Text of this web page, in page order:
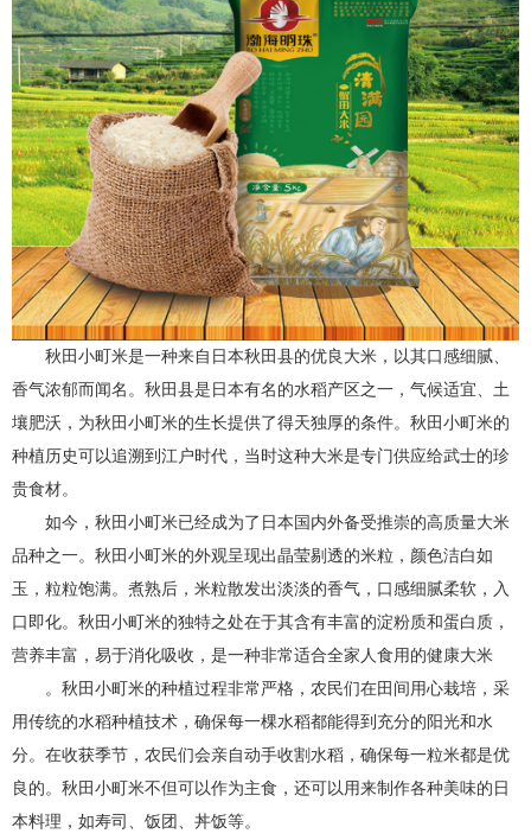
秋田小町米是一种来自日本秋田县的优良大米，以其口感细腻、
香气浓郁而闻名。秋田县是日本有名的水稻产区之一，气候适宜、土
壤肥沃，为秋田小町米的生长提供了得天独厚的条件。秋田小町米的
种植历史可以追溯到江户时代，当时这种大米是专门供应给武士的珍
贵食材。
如今，秋田小町米已经成为了日本国内外备受推崇的高质量大米
品种之一。秋田小町米的外观呈现出晶莹剔透的米粒，颜色洁白如
玉，粒粒饱满。煮熟后，米粒散发出淡淡的香气，口感细腻柔软，入
口即化。秋田小町米的独特之处在于其含有丰富的淀粉质和蛋白质，
营养丰富，易于消化吸收，是一种非常适合全家人食用的健康大米
。秋田小町米的种植过程非常严格，农民们在田间用心栽培，采
用传统的水稻种植技术，确保每一棵水稻都能得到充分的阳光和水
分。在收获季节，农民们会亲自动手收割水稻，确保每一粒米都是优
良的。秋田小町米不但可以作为主食，还可以用来制作各种美味的日
本料理，如寿司、饭团、丼饭等。